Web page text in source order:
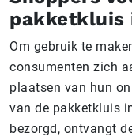
pakketkluis
Om gebruik te
consumenten zich
plaatsen van hun
van de pakketkluis
bezorgd, ontvangt